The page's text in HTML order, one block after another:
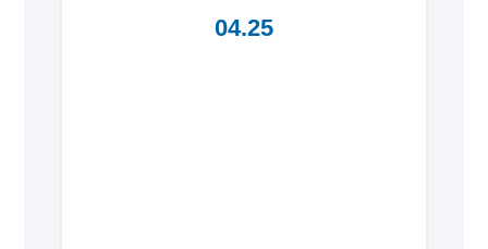
04.25